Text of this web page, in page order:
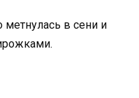
в сени и